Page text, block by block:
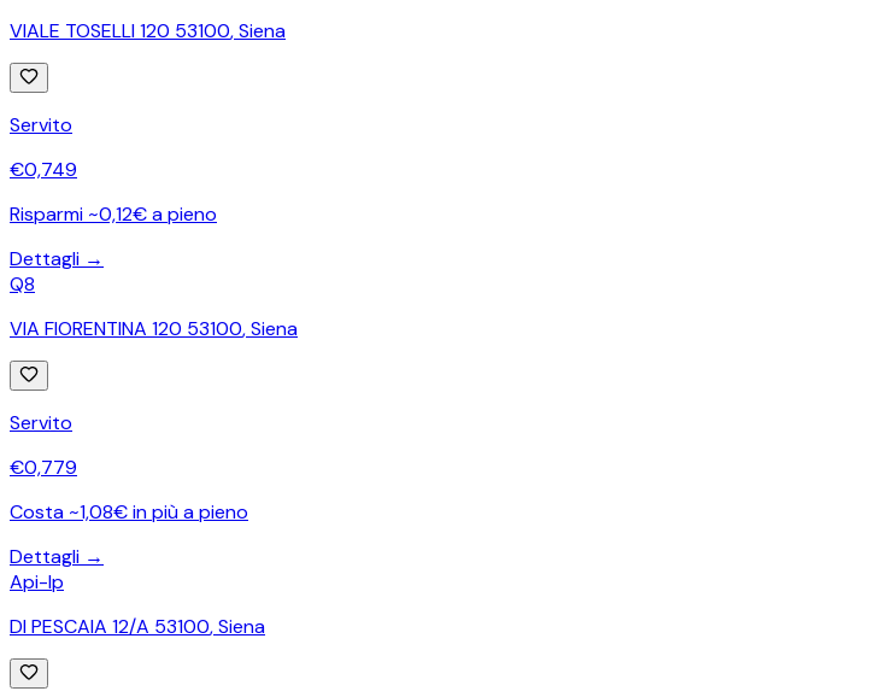
VIALE TOSELLI 120 53100,Siena
Servito
€0,749
Risparmi ~0,12€ a pieno
Dettagli →
Q8
VIA FIORENTINA 120 53100,Siena
Servito
€0,779
Costa ~1,08€ in più a pieno
Dettagli →
Api-Ip
DI PESCAIA 12/A 53100,Siena